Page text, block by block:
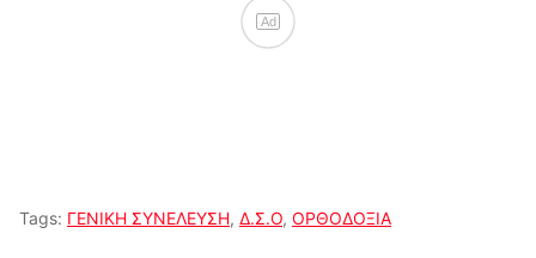
Ad
Tags: ΓΕΝΙΚΗ ΣΥΝΕΛΕΥΣΗ, Δ.Σ.Ο, ΟΡΘΟΔΟΞΙΑ